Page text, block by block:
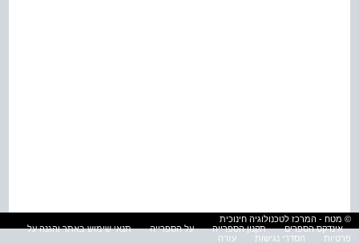
© מטח - המרכז לטכנולוגיה חינוכית
אינדקס הספרים
תקנון הספרייה על הספרייה
תנאי שימוש באתר והגנה על
פרטיות
הסדרי נגישות עזרה